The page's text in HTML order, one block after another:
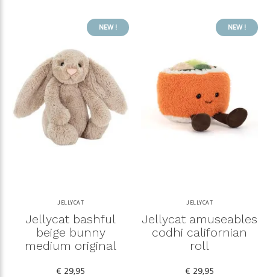
NEW !
JELLYCAT
Jellycat bashful
beige bunny
medium original
€ 29,95
NEW !
JELLYCAT
Jellycat amuseables
codhi californian
roll
€ 29,95